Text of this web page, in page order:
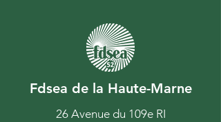
Fdsea de la Haute-Marne
26 Avenue du 109e RI